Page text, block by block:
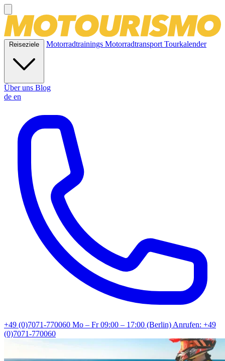
Reiseziele Motorradtrainings MotorradtransportTourkalender
Über uns Blog
de en
+49 (0)7071-770060 Mo – Fr 09:00 – 17:00 (Berlin)Anrufen: +49
(0)7071-770060